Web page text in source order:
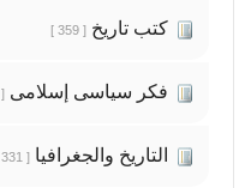
كتب تاريخ [ 359 ]
فكر سياسى إسلامى [ 356 ]
التاريخ والجغرافيا [ 331 ]